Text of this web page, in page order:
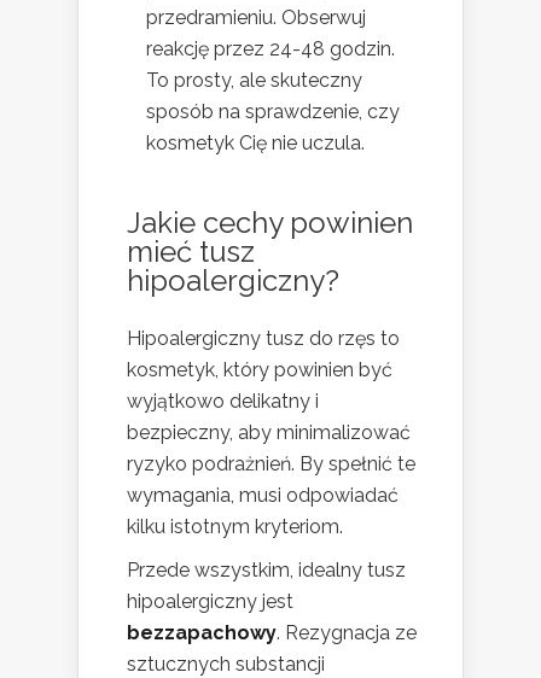
przedramieniu. Obserwuj
reakcję przez 24-48 godzin.
To prosty, ale skuteczny
sposób na sprawdzenie, czy
kosmetyk Cię nie uczula.
Jakie cechy powinien
mieć tusz
hipoalergiczny?
Hipoalergiczny tusz do rzęs to
kosmetyk, który powinien być
wyjątkowo delikatny i
bezpieczny, aby minimalizować
ryzyko podrażnień. By spełnić te
wymagania, musi odpowiadać
kilku istotnym kryteriom.
Przede wszystkim, idealny tusz
hipoalergiczny jest
bezzapachowy. Rezygnacja ze
sztucznych substancji